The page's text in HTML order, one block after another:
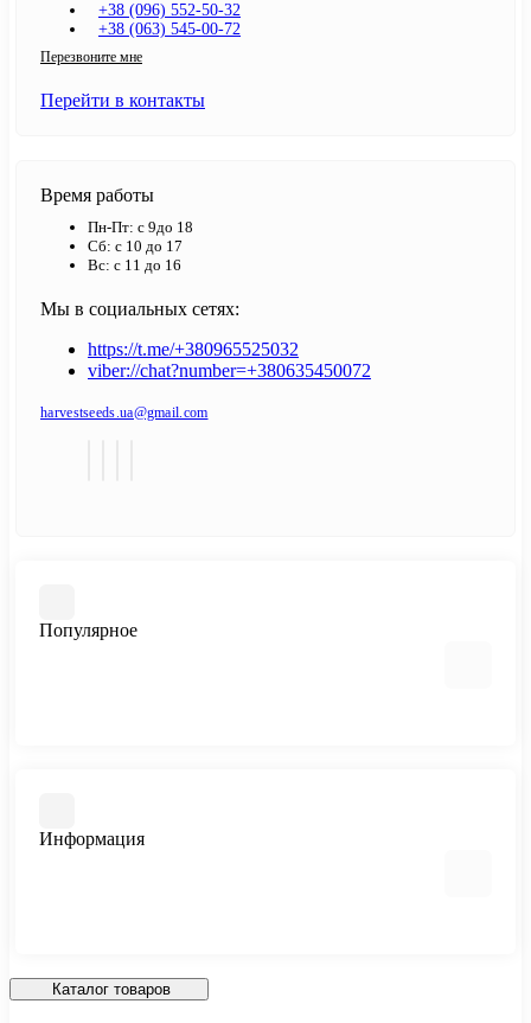
+38 (096) 552-50-32
+38 (063) 545-00-72
Перезвоните мне
Перейти в контакты
Время работы
Пн-Пт: с 9до 18
Сб: с 10 до 17
Вс: с 11 до 16
Мы в социальных сетях:
https://t.me/+380965525032
viber://chat?number=+380635450072
harvestseeds.ua@gmail.com
Популярное
Феминизированные
Информация
Доставка и Оплата
Каталог товаров